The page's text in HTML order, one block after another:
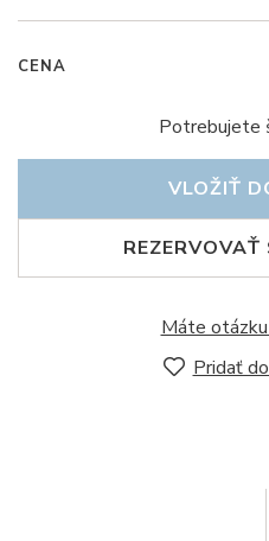
CENA
Potrebujete
VLOŽIŤ
Máte
Pridať